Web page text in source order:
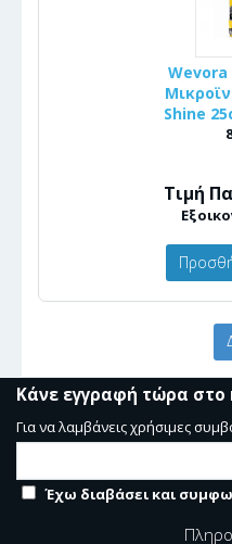
Wevora
Shine
Τιμή
Κάνε εγγραφή τώρα
Για να λαμβάνεις χρήσιμες
Έχω διαβάσει και